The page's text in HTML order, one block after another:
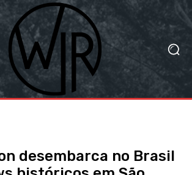
desembarca no Brasil